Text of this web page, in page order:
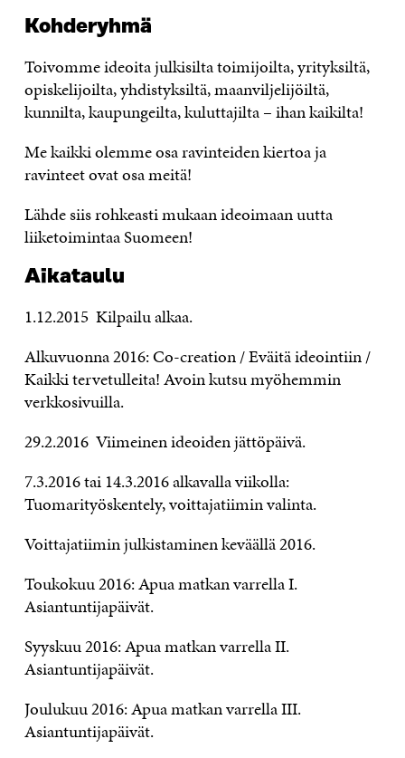
Kohderyhmä
Toivomme ideoita julkisilta toimijoilta, yrityksiltä,
opiskelijoilta, yhdistyksiltä, maanviljelijöiltä,
kunnilta, kaupungeilta, kuluttajilta – ihan kaikilta!
Me kaikki olemme osa ravinteiden kiertoa ja
ravinteet ovat osa meitä!
Lähde siis rohkeasti mukaan ideoimaan uutta
liiketoimintaa Suomeen!
Aikataulu
1.12.2015 Kilpailu alkaa.
Alkuvuonna 2016: Co-creation / Eväitä ideointiin /
Kaikki tervetulleita! Avoin kutsu myöhemmin
verkkosivuilla.
29.2.2016 Viimeinen ideoiden jättöpäivä.
7.3.2016 tai 14.3.2016 alkavalla viikolla:
Tuomarityöskentely, voittajatiimin valinta.
Voittajatiimin julkistaminen keväällä 2016.
Toukokuu 2016: Apua matkan varrella I.
Asiantuntijapäivät.
Syyskuu 2016: Apua matkan varrella II.
Asiantuntijapäivät.
Joulukuu 2016: Apua matkan varrella III.
Asiantuntijapäivät.